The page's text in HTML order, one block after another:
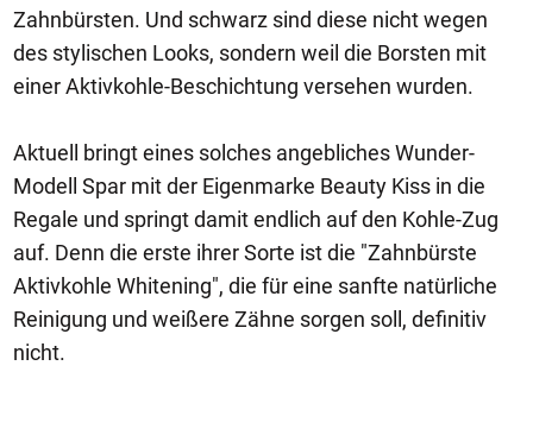
Zahnbürsten. Und schwarz sind diese nicht wegen
des stylischen Looks, sondern weil die Borsten mit
einer Aktivkohle-Beschichtung versehen wurden.
Aktuell bringt eines solches angebliches Wunder-
Modell Spar mit der Eigenmarke Beauty Kiss in die
Regale und springt damit endlich auf den Kohle-Zug
auf. Denn die erste ihrer Sorte ist die "Zahnbürste
Aktivkohle Whitening", die für eine sanfte natürliche
Reinigung und weißere Zähne sorgen soll, definitiv
nicht.